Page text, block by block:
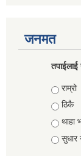
जनमत
तपाईलाई
Choices
राम्रो
ठिकै
थाहा
सुधार